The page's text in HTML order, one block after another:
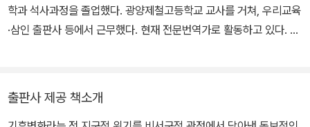
인 가족과 영국인 가족의 뒤엉킨 역사를 다룬 서사적 내러티브 《섀도
라인스(The Shadow Lines)》로 인도의 권위 있는 문학상 샤히타
장 취재와 치밀한 고증을 거친 이 작품은 제국주의 침략, 식민지 지배,
양차 세계대전, 독립과 독재를 중심으로 인도와 미얀마의 역사적 격
학과 석사과정을 졸업했다. 광양제철고등학교 교사를 거쳐, 우리교육
·삼인 출판사 등에서 근무했다. 현재 전문번역가로 활동하고 있다. 옮
응할 것이다》 《행동의 전염》 《교사 역할 훈련》 《대혼란의 시대》 《느
출판사 제공 책소개